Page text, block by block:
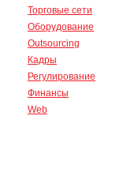
Торговые сети
Оборудование
Outsourcing
Кадры
Регулирование
Финансы
Web